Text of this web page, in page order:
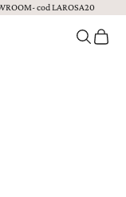
cod LAROSA20
CautăCoș